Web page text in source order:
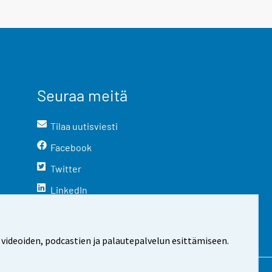
podcastien ja palautepalvelun esittämiseen.
Seuraa meitä
Tilaa uutisviesti
Facebook
Twitter
LinkedIn